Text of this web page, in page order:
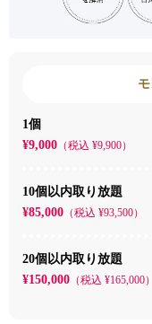
1個
¥9,000（税込 ¥9,900）
10個以内取り放題
¥85,000（税込 ¥93,500）
20個以内取り放題
¥150,000（税込 ¥165,000）